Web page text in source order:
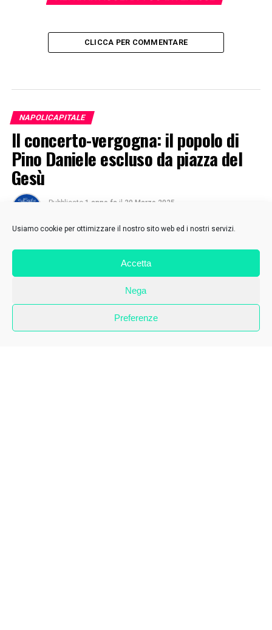
Usiamo cookie per ottimizzare il nostro sito web ed i nostri servizi.
Accetta
Nega
Preferenze
CLICCA PER COMMENTARE
NAPOLICAPITALE
Il concerto-vergogna: il popolo di
Pino Daniele escluso da piazza del
Gesù
Pubblicato 1 anno fa il 20 Marzo 2025